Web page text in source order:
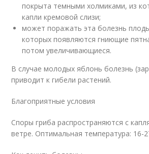
покрыта темными холмиками, из
капли кремовой слизи;
может поражать эта болезнь
которых появляются гниющие
потом увеличивающиеся.
В случае молодых яблонь болезнь
приводит к гибели растений.
Благоприятные условия
Споры гриба распространяются с
ветре. Оптимальная температура: 16-